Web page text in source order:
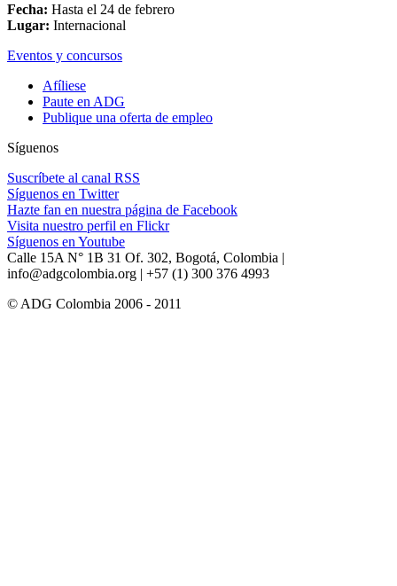
Fecha: Hasta el 24 de febrero
Lugar: Internacional
Eventos y concursos
Afíliese
Paute en ADG
Publique una oferta de empleo
Síguenos
Suscríbete al canal RSS
Síguenos en Twitter
Hazte fan en nuestra página de Facebook
Visita nuestro perfil en Flickr
Síguenos en Youtube
Calle 15A N° 1B 31 Of. 302, Bogotá, Colombia |
info@adgcolombia.org | +57 (1) 300 376 4993
© ADG Colombia 2006 - 2011